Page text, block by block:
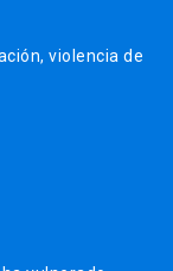
violencia de